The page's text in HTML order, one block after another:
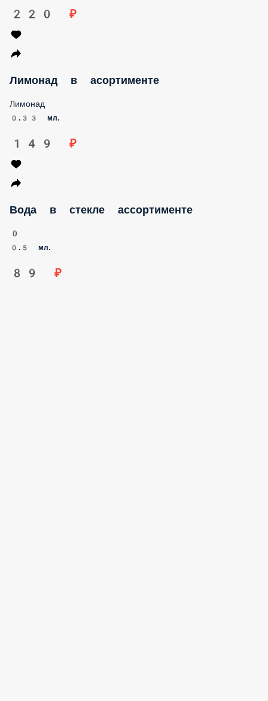
220 ₽
Лимонад в асортименте
Лимонад
0.33 мл.
149 ₽
Вода в стекле ассортименте
0
89 ₽